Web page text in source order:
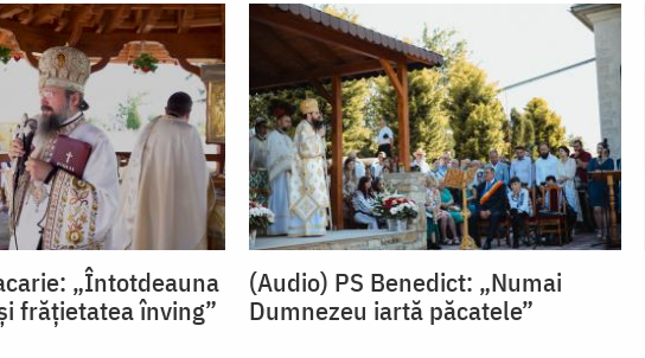
„Întotdeauna
frățietatea înving”
(Audio) PS Benedict: „Numai
Dumnezeu iartă păcatele”